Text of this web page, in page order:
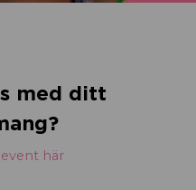
med ditt
här